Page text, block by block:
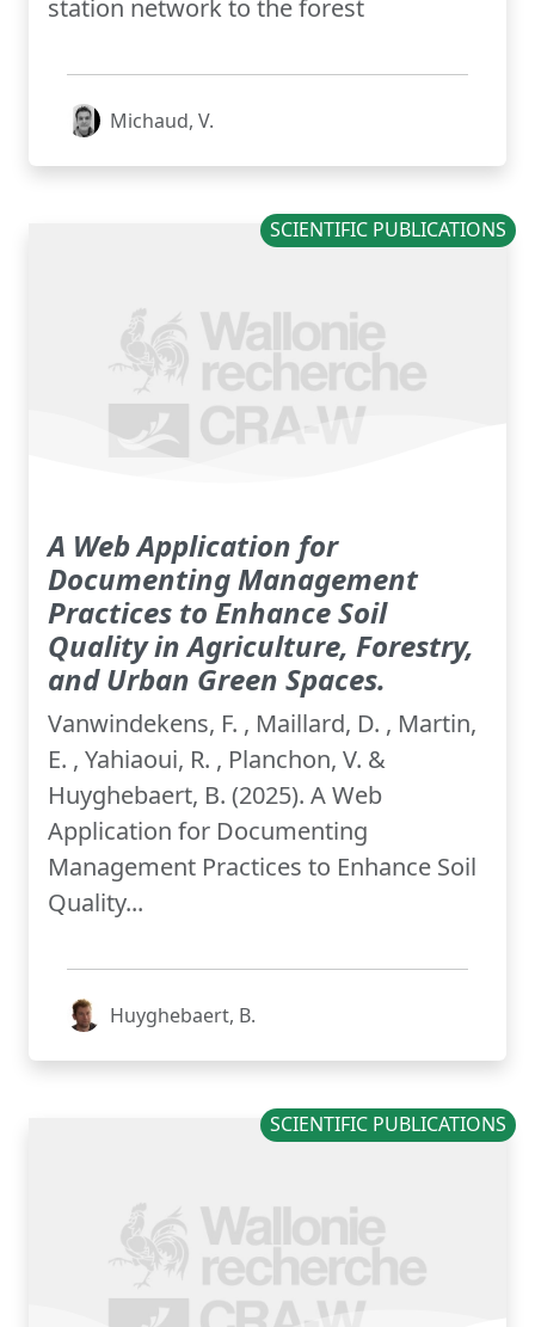
station network to the forest
Michaud, V.
SCIENTIFIC PUBLICATIONS
A Web Application for
Documenting Management
Practices to Enhance Soil
Quality in Agriculture, Forestry,
and Urban Green Spaces.
Vanwindekens, F. , Maillard, D. , Martin,
E. , Yahiaoui, R. , Planchon, V. &
Huyghebaert, B. (2025). A Web
Application for Documenting
Management Practices to Enhance Soil
Quality...
Huyghebaert, B.
SCIENTIFIC PUBLICATIONS